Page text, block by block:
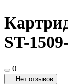
ST-
0
Нет отзывов